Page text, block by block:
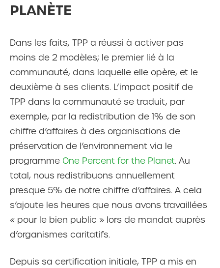
PLANÈTE
Dans les faits, TPP a réussi à activer pas
moins de 2 modèles; le premier lié à la
communauté, dans laquelle elle opère, et le
deuxième à ses clients. L’impact positif de
TPP dans la communauté se traduit, par
exemple, par la redistribution de 1% de son
chiffre d’affaires à des organisations de
préservation de l’environnement via le
programme One Percent for the Planet. Au
total, nous redistribuons annuellement
presque 5% de notre chiffre d’affaires. A cela
s’ajoute les heures que nous avons travaillées
« pour le bien public » lors de mandat auprès
d’organismes caritatifs.
Depuis sa certification initiale, TPP a mis en